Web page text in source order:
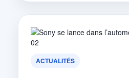
ACTUALITÉS